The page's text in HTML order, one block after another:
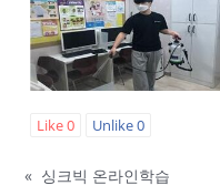
Like0 Unlike0
« 싱크빅 온라인학습